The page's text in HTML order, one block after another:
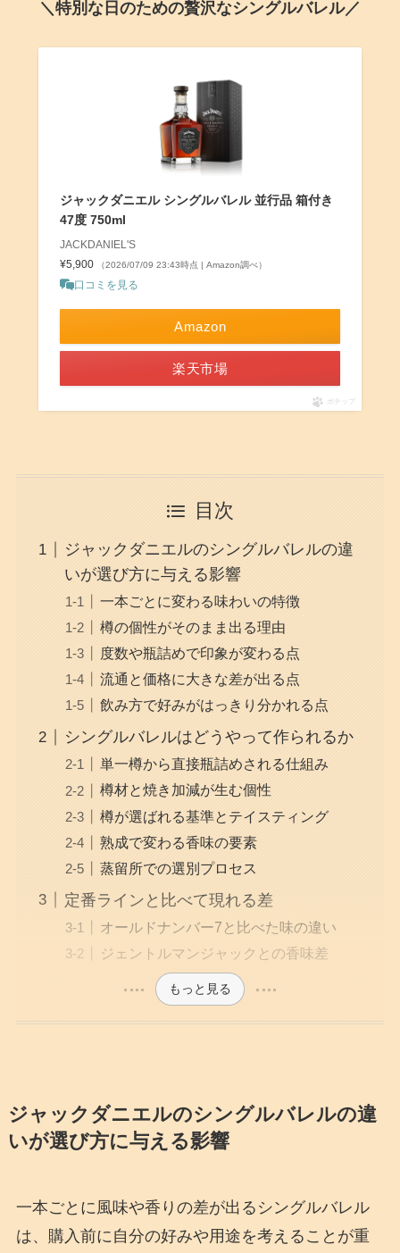
＼特別な日のための贅沢なシングルバレル／
ジャックダニエル シングルバレル 並行品 箱付き
47度 750ml
JACKDANIEL'S
¥5,900
（2026/07/09 23:43時点 | Amazon調べ）
口コミを見る
Amazon
楽天市場
ポチップ
目次
ジャックダニエルのシングルバレルの違
いが選び方に与える影響
一本ごとに変わる味わいの特徴
樽の個性がそのまま出る理由
度数や瓶詰めで印象が変わる点
流通と価格に大きな差が出る点
飲み方で好みがはっきり分かれる点
シングルバレルはどうやって作られるか
単一樽から直接瓶詰めされる仕組み
樽材と焼き加減が生む個性
樽が選ばれる基準とテイスティング
熟成で変わる香味の要素
蒸留所での選別プロセス
定番ラインと比べて現れる差
オールドナンバー7と比べた味の違い
ジェントルマンジャックとの香味差
もっと見る
ジャックダニエルのシングルバレルの違
いが選び方に与える影響
一本ごとに風味や香りの差が出るシングルバレル
は、購入前に自分の好みや用途を考えることが重